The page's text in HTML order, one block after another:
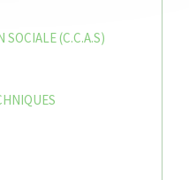
SOCIALE (C.C.A.S)